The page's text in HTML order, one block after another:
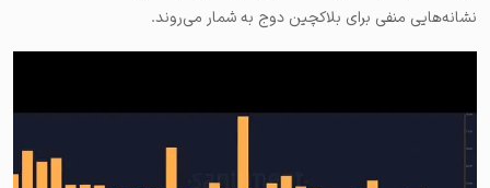
نشانه‌هایی منفی برای بلاکچین دوج به شمار می‌روند.